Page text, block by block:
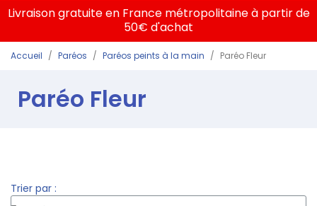
Livraison gratuite en France métropolitaine à partir de
50€ d'achat
Accueil Paréos Paréos peints à la main Paréo Fleur
Paréo Fleur
Trier par :